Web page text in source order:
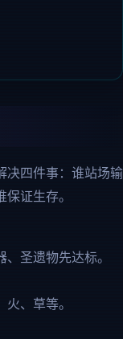
决四件事：谁站场输
证生存。
圣遗物先达标。
、草等。